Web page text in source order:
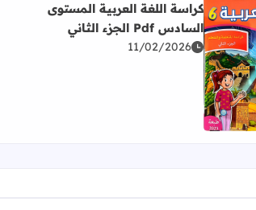
اقرأ المزيد عن كراسة اللغة العربية المستوى السادس Pdf الجزء الثاني
كراسة اللغة العربية المستوى
السادس Pdf الجزء الثاني
11/02/2026